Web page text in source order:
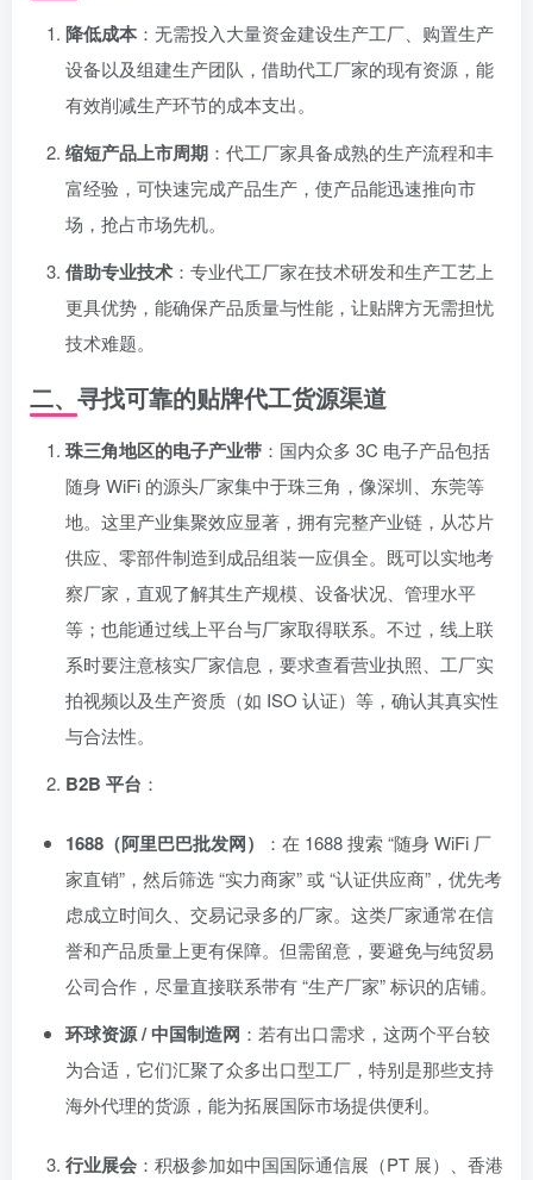
降低成本：无需投入大量资金建设生产工厂、购置生产
设备以及组建生产团队，借助代工厂家的现有资源，能
有效削减生产环节的成本支出。
缩短产品上市周期 ：代工厂家具备成熟的生产流程和丰
富经验，可快速完成产品生产，使产品能迅速推向市
场，抢占市场先机。
借助专业技术 ：专业代工厂家在技术研发和生产工艺上
更具优势，能确保产品质量与性能，让贴牌方无需担忧
技术难题。
二、寻找可靠的贴牌代工货源渠道
珠三角地区的电子产业带 ：国内众多 3C 电子产品包括
随身 WiFi 的源头厂家集中于珠三角，像深圳、东莞等
地。这里产业集聚效应显著，拥有完整产业链，从芯片
供应、零部件制造到成品组装一应俱全。既可以实地考
察厂家，直观了解其生产规模、设备状况、管理水平
等；也能通过线上平台与厂家取得联系。不过，线上联
系时要注意核实厂家信息，要求查看营业执照、工厂实
拍视频以及生产资质（如 ISO 认证）等，确认其真实性
与合法性。
B2B 平台 ：
1688（阿里巴巴批发网）
：在 1688 搜索 “随身 WiFi 厂
家直销”，然后筛选 “实力商家” 或 “认证供应商”，优先考
虑成立时间久、交易记录多的厂家。这类厂家通常在信
誉和产品质量上更有保障。但需留意，要避免与纯贸易
公司合作，尽量直接联系带有 “生产厂家” 标识的店铺。
环球资源 / 中国制造网 ：若有出口需求，这两个平台较
为合适，它们汇聚了众多出口型工厂，特别是那些支持
海外代理的货源，能为拓展国际市场提供便利。
行业展会 ：积极参加如中国国际通信展（PT 展）、香港